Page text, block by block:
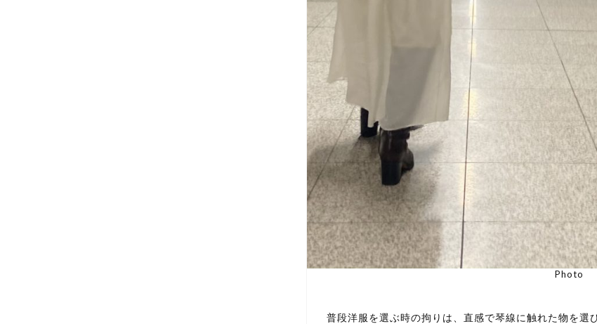
Photo
普段洋服を選ぶ時の拘りは、直感で琴線に触れた物を選